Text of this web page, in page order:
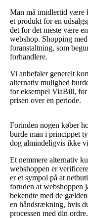
Man må imidlertid være
et produkt for en
det for det meste være
webshop. Shopping
foranstaltning, som
forhandlere.
Vi anbefaler generelt
alternativ mulighed
for eksempel ViaBill, for
prisen over en periode.
Forinden nogen køber
burde man i princippet
dog almindeligvis ikke
Et nemmere alternativ
webshoppen er
er et sympol på at
foruden at webshoppen
bekendte med de
en håndsrækning, hvis
processen med din ordre.